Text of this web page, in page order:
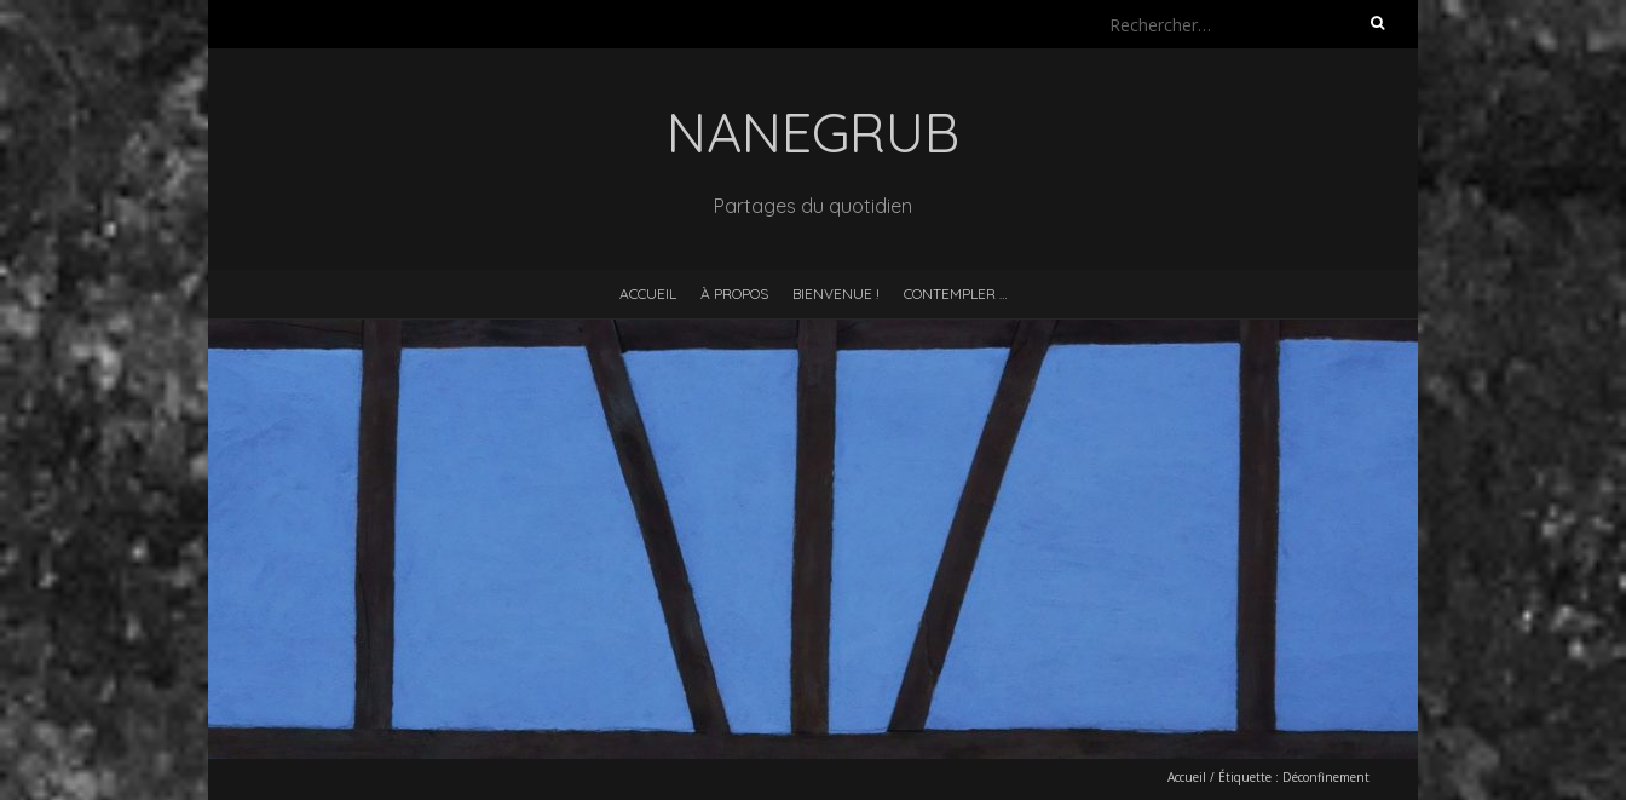
Rechercher :
NANEGRUB
Partages du quotidien
ACCUEIL À PROPOS BIENVENUE ! CONTEMPLER …
Accueil / Étiquette : Déconfinement